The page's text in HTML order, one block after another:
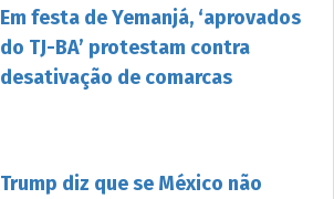
Em festa de Yemanjá, ‘aprovados
do TJ-BA’ protestam contra
desativação de comarcas
Trump diz que se México não